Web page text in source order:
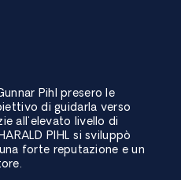
Pihl presero le
di guidarla verso
all'elevato livello di
PIHL si sviluppò
forte reputazione e un